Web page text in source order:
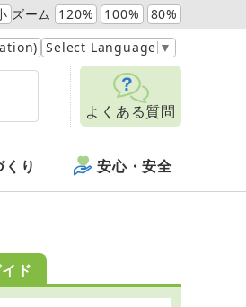
ズーム 120% 100%
80%
Select Language ▼
よくある質問
り 安心・安全
ド